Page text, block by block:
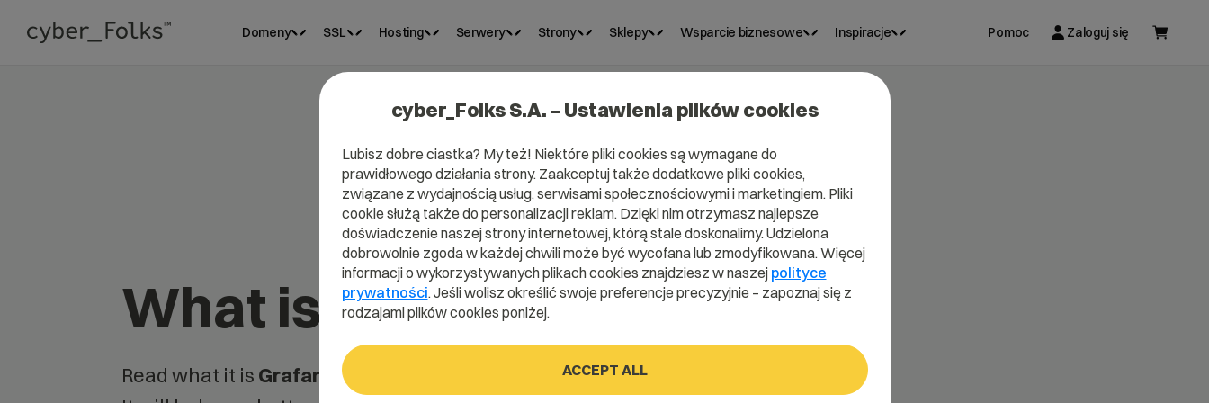
Domeny SSL Hosting Serwery Strony Sklepy Wsparcie biznesowe Inspiracje Pomoc Zaloguj się
What is Grafana?
Read what it is Grafana
in our dictionary.
cyber_Folks S.A. – Ustawienia plików cookies
Lubisz dobre ciastka? My też! Niektóre pliki cookies są wymagane do
prawidłowego działania strony. Zaakceptuj także dodatkowe pliki cookies,
związane z wydajnością usług, serwisami społecznościowymi i marketingiem. Pliki
cookie służą także do personalizacji reklam. Dzięki nim otrzymasz najlepsze
doświadczenie naszej strony internetowej, którą stale doskonalimy. Udzielona
dobrowolnie zgoda w każdej chwili może być wycofana lub zmodyfikowana. Więcej
informacji o wykorzystywanych plikach cookies znajdziesz w naszej polityce
prywatności. Jeśli wolisz określić swoje preferencje precyzyjnie – zapoznaj się z
rodzajami plików cookies poniżej.
ACCEPT ALL